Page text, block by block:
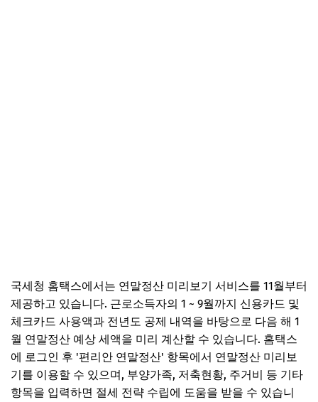
국세청 홈택스에서는 연말정산 미리보기 서비스를 11월부터
제공하고 있습니다. 근로소득자의 1 ~ 9월까지 신용카드 및
체크카드 사용액과 전년도 공제 내역을 바탕으로 다음 해 1
월 연말정산 예상 세액을 미리 계산할 수 있습니다. 홈택스
에 로그인 후 '편리안 연말정산' 항목에서 연말정산 미리보
기를 이용할 수 있으며, 부양가족, 저축현황, 주거비 등 기타
항목을 입력하면 절세 전략 수립에 도움을 받을 수 있습니